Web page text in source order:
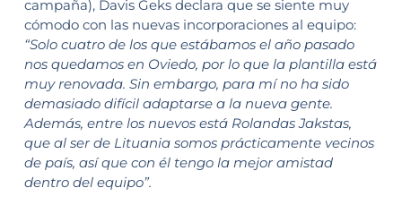
campaña), Davis Geks declara que se siente muy
cómodo con las nuevas incorporaciones al equipo:
“Solo cuatro de los que estábamos el año pasado
nos quedamos en Oviedo, por lo que la plantilla está
muy renovada. Sin embargo, para mí no ha sido
demasiado difícil adaptarse a la nueva gente.
Además, entre los nuevos está Rolandas Jakstas,
que al ser de Lituania somos prácticamente vecinos
de país, así que con él tengo la mejor amistad
dentro del equipo”.